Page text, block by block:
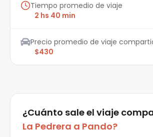
Tiempo promedio de viaje
2 hs 40 min
Precio promedio de viaje
$430
¿Cuánto sale el viaje
La Pedrera a Pando?